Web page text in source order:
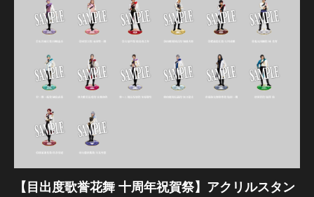
【目出度歌誉花舞 十周年祝賀祭】アクリルスタン